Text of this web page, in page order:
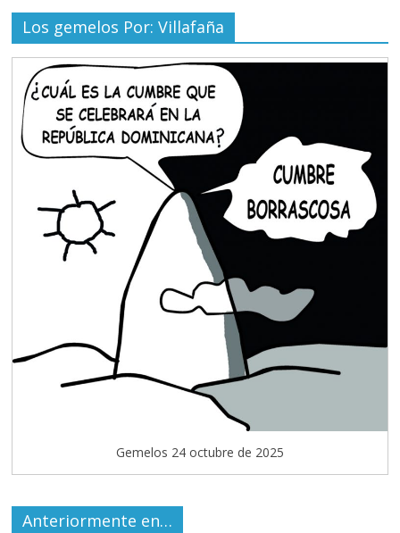
Los gemelos Por: Villafaña
Gemelos 24 octubre de 2025
Anteriormente en…